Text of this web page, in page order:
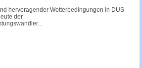
hervoragender Wetterbedingungen in DUS
der